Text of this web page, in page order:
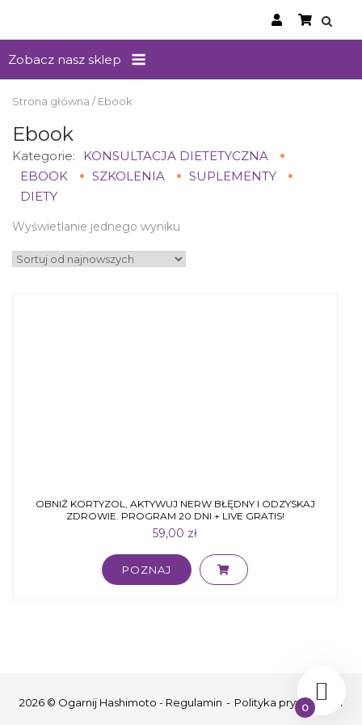
Zobacz nasz sklep
Strona główna / Ebook
Ebook
Kategorie:
KONSULTACJA DIETETYCZNA
EBOOK
SZKOLENIA
SUPLEMENTY
DIETY
Wyświetlanie jednego wyniku
OBNIŻ KORTYZOL, AKTYWUJ NERW BŁĘDNY I ODZYSKAJ
ZDROWIE. PROGRAM 20 DNI + LIVE GRATIS!
59,00 zł
POZNAJ
2026 © Ogarnij Hashimoto - Regulamin Polityka prywatności
0